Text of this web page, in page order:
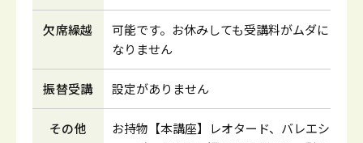
欠席繰越
可能です。お休みしても受講料がムダに
なりません
振替受講 設定がありません
その他
お持物【本講座】レオタード、バレエシ